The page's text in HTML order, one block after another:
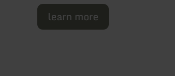
learn more